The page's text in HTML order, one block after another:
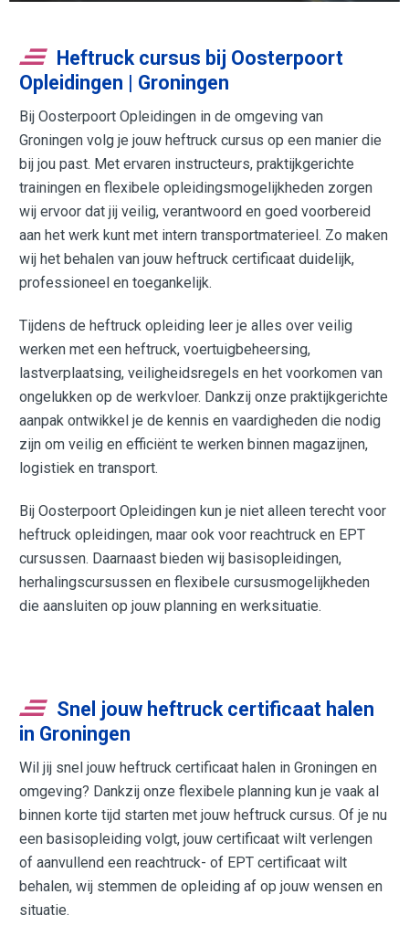
Heftruck cursus bij Oosterpoort
Opleidingen | Groningen
Bij Oosterpoort Opleidingen in de omgeving van
Groningen volg je jouw heftruck cursus op een manier die
bij jou past. Met ervaren instructeurs, praktijkgerichte
trainingen en flexibele opleidingsmogelijkheden zorgen
wij ervoor dat jij veilig, verantwoord en goed voorbereid
aan het werk kunt met intern transportmaterieel. Zo maken
wij het behalen van jouw heftruck certificaat duidelijk,
professioneel en toegankelijk.
Tijdens de heftruck opleiding leer je alles over veilig
werken met een heftruck, voertuigbeheersing,
lastverplaatsing, veiligheidsregels en het voorkomen van
ongelukken op de werkvloer. Dankzij onze praktijkgerichte
aanpak ontwikkel je de kennis en vaardigheden die nodig
zijn om veilig en efficiënt te werken binnen magazijnen,
logistiek en transport.
Bij Oosterpoort Opleidingen kun je niet alleen terecht voor
heftruck opleidingen, maar ook voor reachtruck en EPT
cursussen. Daarnaast bieden wij basisopleidingen,
herhalingscursussen en flexibele cursusmogelijkheden
die aansluiten op jouw planning en werksituatie.
Snel jouw heftruck certificaat halen
in Groningen
Wil jij snel jouw heftruck certificaat halen in Groningen en
omgeving? Dankzij onze flexibele planning kun je vaak al
binnen korte tijd starten met jouw heftruck cursus. Of je nu
een basisopleiding volgt, jouw certificaat wilt verlengen
of aanvullend een reachtruck- of EPT certificaat wilt
behalen, wij stemmen de opleiding af op jouw wensen en
situatie.